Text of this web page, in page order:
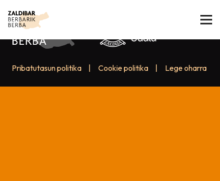
Pribatutasun politika Cookie politika Lege oharra